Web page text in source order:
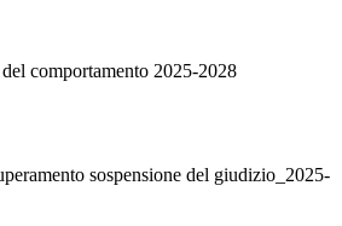
comportamento 2025-2028
sospensione del giudizio_2025-